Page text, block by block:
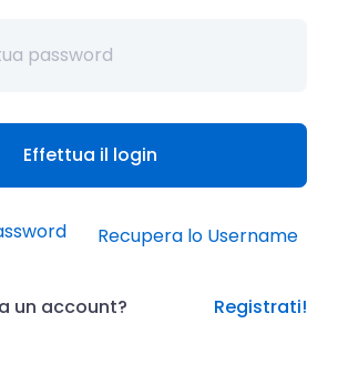
Effettua il login
Recupera lo Username
un account? Registrati!